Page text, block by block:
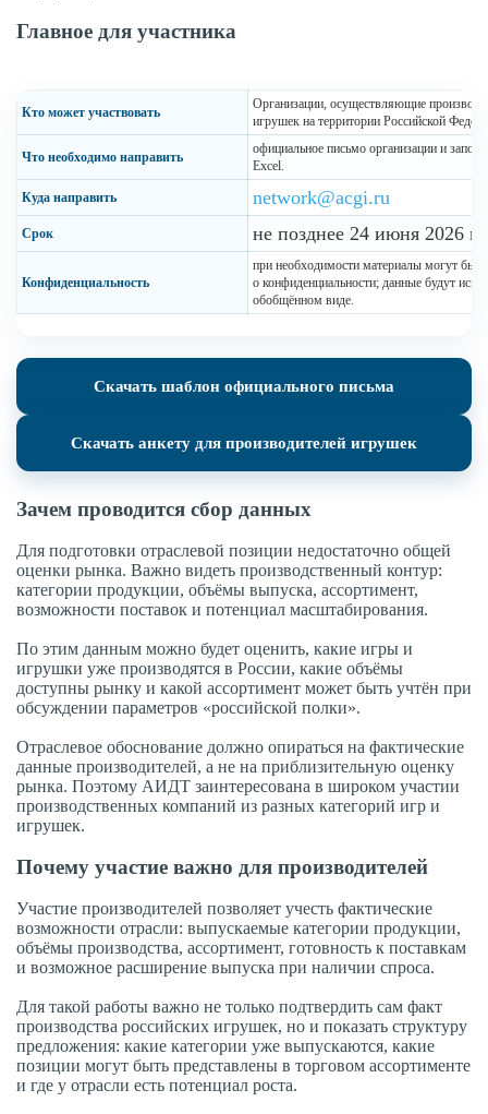
Главное для участника
Кто может участвовать
Организации, осуществляющие
игрушек на территории Российской
Что необходимо направить
официальное письмо организации и
Excel.
Куда направить network@acgi.ru
Срок не позднее 24 июня 2026
Конфиденциальность
при необходимости материалы могут
о конфиденциальности; данные будут
обобщённом виде.
Скачать шаблон официального письма
Скачать анкету для производителей игрушек
Зачем проводится сбор данных
Для подготовки отраслевой позиции недостаточно общей
оценки рынка. Важно видеть производственный контур:
категории продукции, объёмы выпуска, ассортимент,
возможности поставок и потенциал масштабирования.
По этим данным можно будет оценить, какие игры и
игрушки уже производятся в России, какие объёмы
доступны рынку и какой ассортимент может быть учтён при
обсуждении параметров «российской полки».
Отраслевое обоснование должно опираться на фактические
данные производителей, а не на приблизительную оценку
рынка. Поэтому АИДТ заинтересована в широком участии
производственных компаний из разных категорий игр и
игрушек.
Почему участие важно для производителей
Участие производителей позволяет учесть фактические
возможности отрасли: выпускаемые категории продукции,
объёмы производства, ассортимент, готовность к поставкам
и возможное расширение выпуска при наличии спроса.
Для такой работы важно не только подтвердить сам факт
производства российских игрушек, но и показать структуру
предложения: какие категории уже выпускаются, какие
позиции могут быть представлены в торговом ассортименте
и где у отрасли есть потенциал роста.